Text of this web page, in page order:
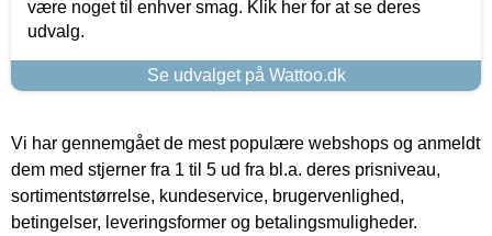
være noget til enhver smag. Klik her for at se deres
udvalg.
Se udvalget på Wattoo.dk
Vi har gennemgået de mest populære webshops og anmeldt
dem med stjerner fra 1 til 5 ud fra bl.a. deres prisniveau,
sortimentstørrelse, kundeservice, brugervenlighed,
betingelser, leveringsformer og betalingsmuligheder.